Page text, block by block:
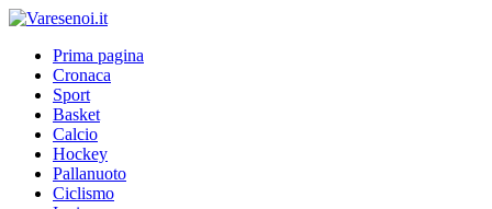
Prima pagina
Cronaca
Sport
Basket
Calcio
Hockey
Pallanuoto
Ciclismo